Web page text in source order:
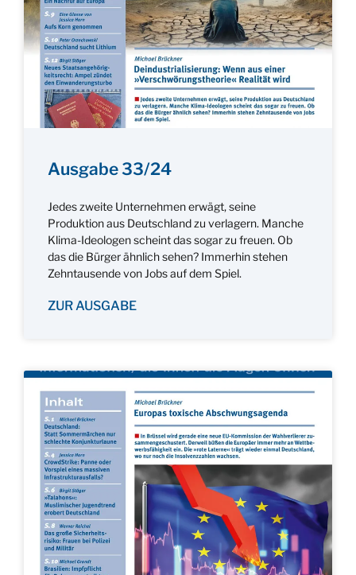
Ausgabe 33/24
Jedes zweite Unternehmen erwägt, seine
Produktion aus Deutschland zu verlagern. Manche
Klima-Ideologen scheint das sogar zu freuen. Ob
das die Bürger ähnlich sehen? Immerhin stehen
Zehntausende von Jobs auf dem Spiel.
ZUR AUSGABE